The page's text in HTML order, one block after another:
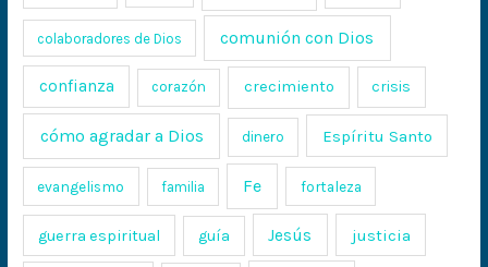
colaboradores de Dios comunión con Dios
confianza corazón crecimiento crisis
cómo agradar a Dios dinero Espíritu Santo
evangelismo familia Fe fortaleza
guerra espiritual guía Jesús justicia